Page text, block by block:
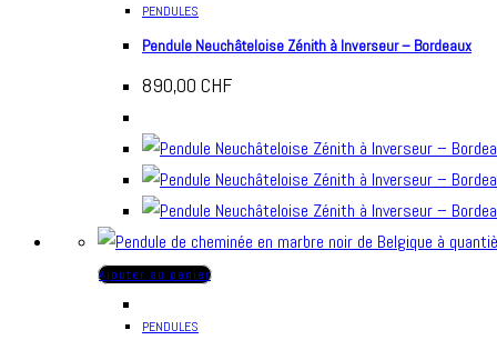
PENDULES
Pendule Neuchâteloise Zénith à Inverseur – Bordeaux
890,00 CHF
Ajouter au panier
PENDULES